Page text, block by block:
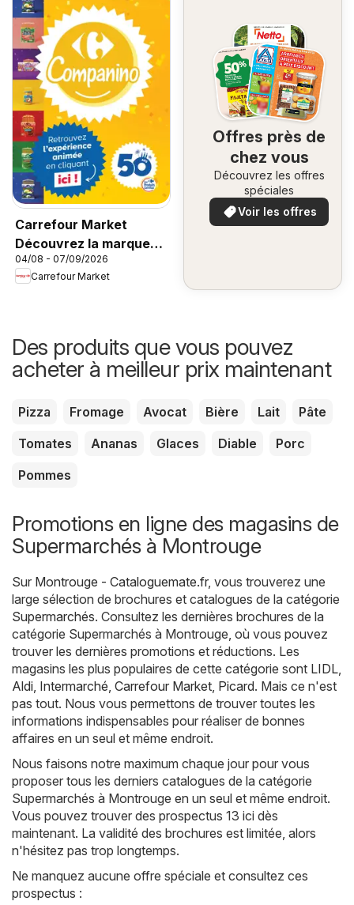
Carrefour Market
Découvrez la marque
carrefour companino
04/08 - 07/09/2026
Carrefour Market
Offres près de
chez vous
Découvrez les offres
spéciales
Voir les offres
Des produits que vous pouvez
acheter à meilleur prix maintenant
Pizza Fromage Avocat Bière Lait
Pâte
Tomates
Ananas Glaces Diable
Porc
Pommes
Promotions en ligne des magasins de
Supermarchés à Montrouge
Sur Montrouge - Cataloguemate.fr, vous trouverez une
large sélection de brochures et catalogues de la catégorie
Supermarchés. Consultez les dernières brochures de la
catégorie Supermarchés à Montrouge, où vous pouvez
trouver les dernières promotions et réductions. Les
magasins les plus populaires de cette catégorie sont LIDL,
Aldi, Intermarché, Carrefour Market, Picard. Mais ce n'est
pas tout. Nous vous permettons de trouver toutes les
informations indispensables pour réaliser de bonnes
affaires en un seul et même endroit.
Nous faisons notre maximum chaque jour pour vous
proposer tous les derniers catalogues de la catégorie
Supermarchés à Montrouge en un seul et même endroit.
Vous pouvez trouver des prospectus 13 ici dès
maintenant. La validité des brochures est limitée, alors
n'hésitez pas trop longtemps.
Ne manquez aucune offre spéciale et consultez ces
prospectus :